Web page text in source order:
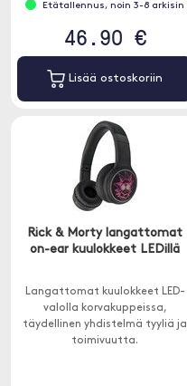
Etätallennus, noin 3-8 arkisin
46.90 €
Lisää ostoskoriin
Rick & Morty langattomat
on-ear kuulokkeet LEDillä
Langattomat kuulokkeet LED-
valolla korvakuppeissa,
täydellinen yhdistelmä tyyliä ja
toimivuutta.